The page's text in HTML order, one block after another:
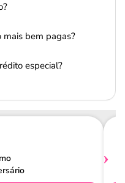
mais bem pagas?
especial?